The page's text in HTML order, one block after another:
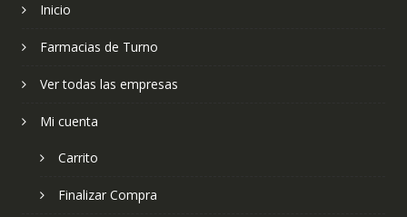
Inicio
Farmacias de Turno
Ver todas las empresas
Mi cuenta
Carrito
Finalizar Compra